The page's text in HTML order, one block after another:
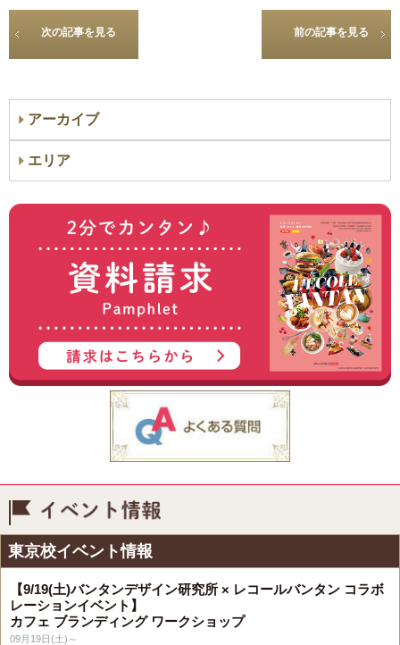
次の記事を見る 前の記事を見る
アーカイブ
エリア
東京校イベント情報
【9/19(土)バンタンデザイン研究所 × レコールバンタン コラボ
レーションイベント】
カフェ ブランディング ワークショップ
09月19日(土)～